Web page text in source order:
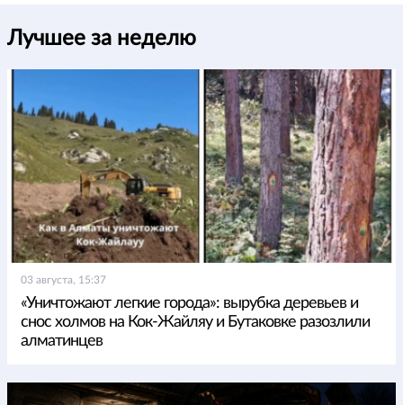
Лучшее за неделю
03 августа, 15:37
«Уничтожают легкие города»: вырубка деревьев и
снос холмов на Кок-Жайляу и Бутаковке разозлили
алматинцев